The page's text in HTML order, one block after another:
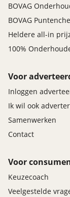
BOVAG
BOVAG
Heldere all-in
100%
Voor
Inloggen
Ik wil ook
Samenwerken
Contact
Voor
Keuzecoach
Veelgestelde